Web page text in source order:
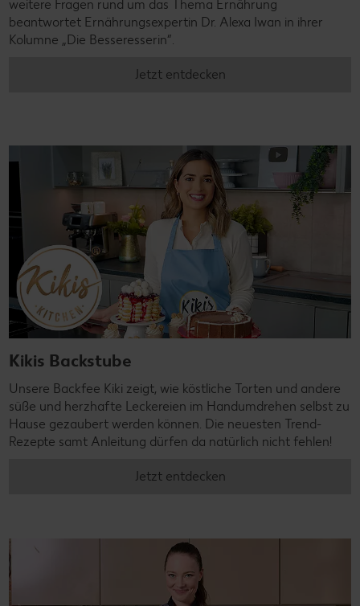
weitere Fragen rund um das Thema Ernährung
beantwortet Ernährungsexpertin Dr. Alexa Iwan in ihrer
Kolumne „Die Besseresserin”.
Jetzt entdecken
Kikis Backstube
Unsere Backfee Kiki zeigt, wie köstliche Torten und andere
süße und herzhafte Leckereien im Handumdrehen selbst zu
Hause gezaubert werden können. Die neuesten Trend-
Rezepte samt Anleitung dürfen da natürlich nicht fehlen!
Jetzt entdecken